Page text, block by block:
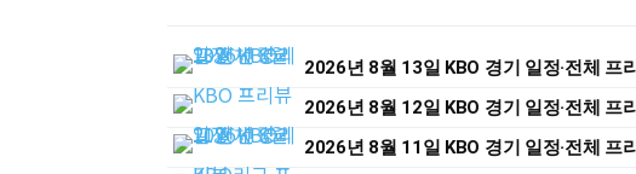
2026년 8월 13일 KBO 경기 일정·전체 프
2026년 8월 12일 KBO 경기 일정·전체 프
2026년 8월 11일 KBO 경기 일정·전체 프